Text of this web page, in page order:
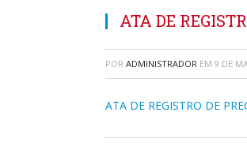
ATA DE
POR ADMINISTRADOR EM 9 DE
ATA DE REGISTRO DE